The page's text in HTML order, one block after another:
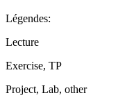
Légendes:
Lecture
Exercise, TP
Project, Lab, other